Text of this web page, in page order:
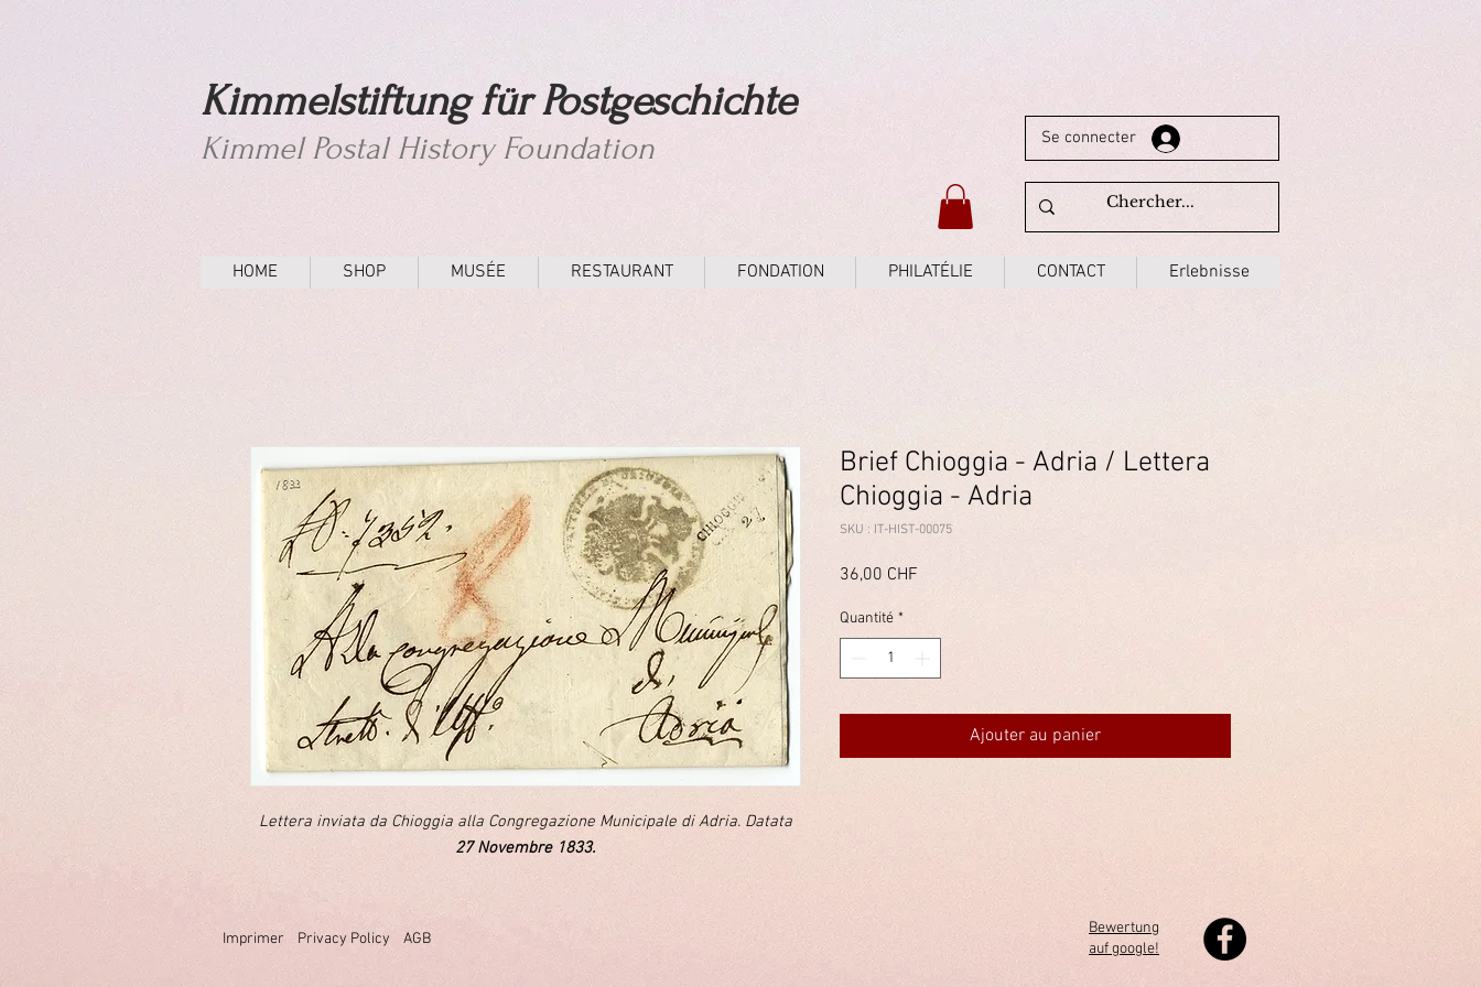
Kimmelstiftung für Postgeschichte
Kimmel Postal History Foundation Se connecter
HOME SHOP MUSÉE RESTAURANT FONDATION PHILATÉLIE CONTACT Erlebnisse
Lettera inviata da Chioggia alla Congregazione Municipale di Adria. Datata
27 Novembre 1833.
Brief Chioggia - Adria / Lettera
Chioggia - Adria
SKU : IT-HIST-00075
36,00 CHF
Quantité *
Ajouter au panier
Imprimer Privacy Policy AGB
Bewertung
auf google!